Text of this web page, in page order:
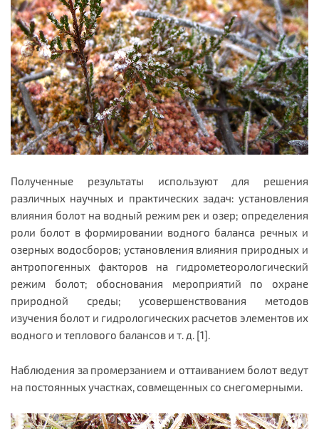
Полученные результаты используют для решения
различных научных и практических задач: установления
влияния болот на водный режим рек и озер; определения
роли болот в формировании водного баланса речных и
озерных водосборов; установления влияния природных и
антропогенных факторов на гидрометеорологический
режим болот; обоснования мероприя­тий по охране
природной среды; усовершенствования методов
изучения болот и гидрологических расчетов элементов их
водного и теплового балансов и т. д. [1].
Наблюдения за промерзанием и оттаиванием болот ведут
на постоянных участках, совмещенных со снегомерными.